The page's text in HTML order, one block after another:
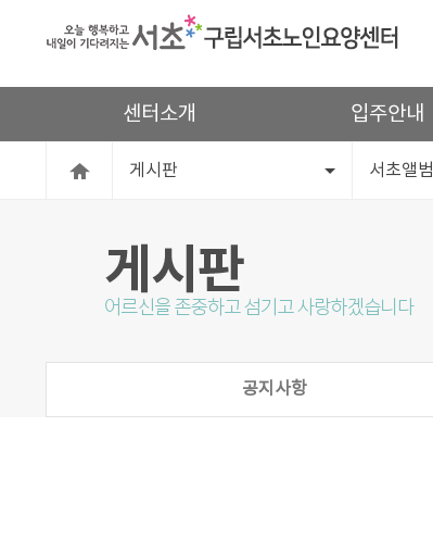
센터소개 입주안내
게시판 서초앨범
공지사항